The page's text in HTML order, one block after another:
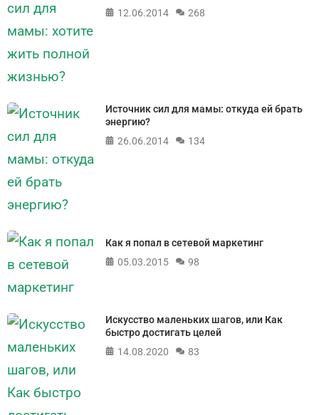
12.06.2014
268
Источник сил для мамы: откуда ей брать
энергию?
26.06.2014
134
Как я попал в сетевой маркетинг
05.03.2015
98
Искусство маленьких шагов, или Как
быстро достигать целей
14.08.2020
83